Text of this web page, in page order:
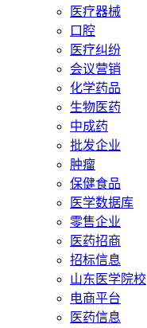
医疗器械
口腔
医疗纠纷
会议营销
化学药品
生物医药
中成药
批发企业
肿瘤
保健食品
医学数据库
零售企业
医药招商
招标信息
山东医学院校
电商平台
医药信息